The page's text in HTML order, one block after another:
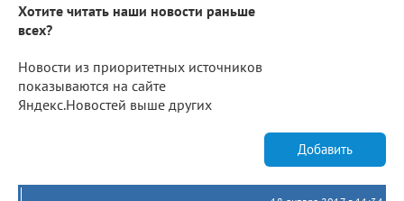
Хотите читать наши новости раньше
всех?
Новости из приоритетных источников
показываются на сайте
Яндекс.Новостей выше других
Добавить